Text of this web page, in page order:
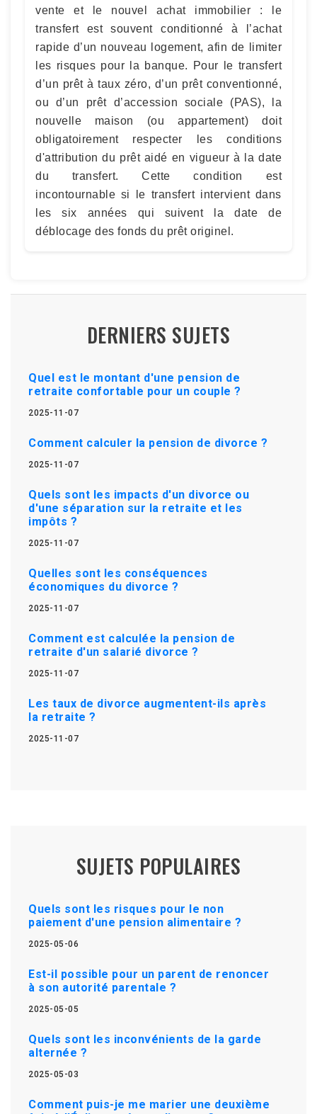
vente et le nouvel achat immobilier : le
transfert est souvent conditionné à l’achat
rapide d’un nouveau logement, afin de limiter
les risques pour la banque. Pour le transfert
d’un prêt à taux zéro, d’un prêt conventionné,
ou d’un prêt d’accession sociale (PAS), la
nouvelle maison (ou appartement) doit
obligatoirement respecter les conditions
d'attribution du prêt aidé en vigueur à la date
du transfert. Cette condition est
incontournable si le transfert intervient dans
les six années qui suivent la date de
déblocage des fonds du prêt originel.
DERNIERS SUJETS
Quel est le montant d'une pension de
retraite confortable pour un couple ?
2025-11-07
Comment calculer la pension de divorce ?
2025-11-07
Quels sont les impacts d'un divorce ou
d'une séparation sur la retraite et les
impôts ?
2025-11-07
Quelles sont les conséquences
économiques du divorce ?
2025-11-07
Comment est calculée la pension de
retraite d'un salarié divorce ?
2025-11-07
Les taux de divorce augmentent-ils après
la retraite ?
2025-11-07
SUJETS POPULAIRES
Quels sont les risques pour le non
paiement d'une pension alimentaire ?
2025-05-06
Est-il possible pour un parent de renoncer
à son autorité parentale ?
2025-05-05
Quels sont les inconvénients de la garde
alternée ?
2025-05-03
Comment puis-je me marier une deuxième